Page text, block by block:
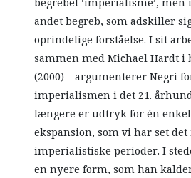
andet begreb, som adskiller
oprindelige forståelse. I sit
sammen med Michael Hardt i
(2000) – argumenterer Negri
imperialismen i det 21.
længere er udtryk for én
ekspansion, som vi har set
imperialistiske perioder. I
en nyere form, som han